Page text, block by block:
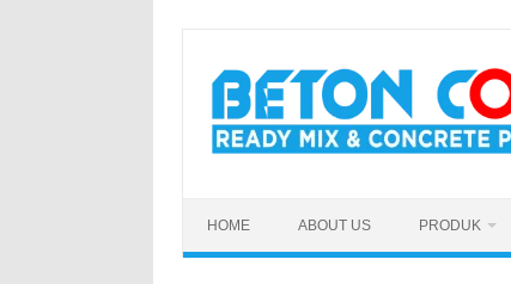
content
HOME ABOUT US PRODUK